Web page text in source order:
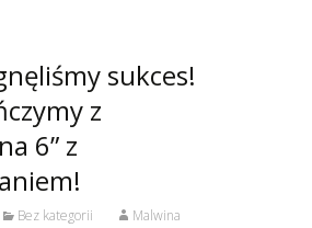
sukces!
z
6” z
Bez kategorii
Malwina